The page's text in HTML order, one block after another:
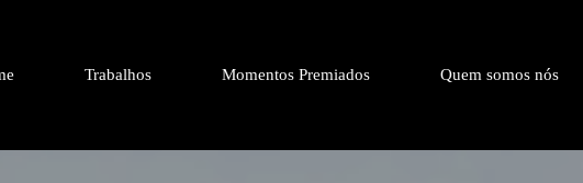
Trabalhos Momentos Premiados Quem somos nós